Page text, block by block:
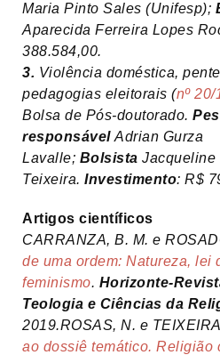
Maria Pinto Sales (Unifesp);
Aparecida Ferreira Lopes
388.584,00.
3. Violência doméstica,
pedagogias eleitorais (nº 20/
Bolsa de Pós-doutorado.
responsávelAdrian Gurza
Lavalle; Bolsista Jacqueline
Teixeira. Investimento: R$
Artigos científicos
CARRANZA, B. M. e
de uma ordem: Natureza, lei
feminismo. Horizonte-
Teologia e Ciências da
2019.ROSAS, N. e
ao dossiê temático. Religião